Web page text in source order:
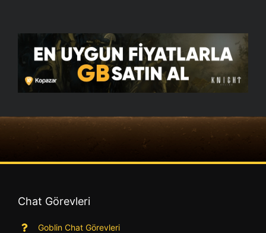
Chat Görevleri
Goblin Chat Görevleri